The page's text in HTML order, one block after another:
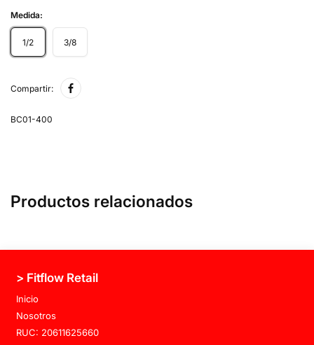
Medida:
1/2 3/8
Compartir:
BC01-400
Productos relacionados
> Fitflow Retail
Inicio
Nosotros
RUC: 20611625660